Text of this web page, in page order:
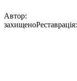
Автор:
захищеноРеставрація: